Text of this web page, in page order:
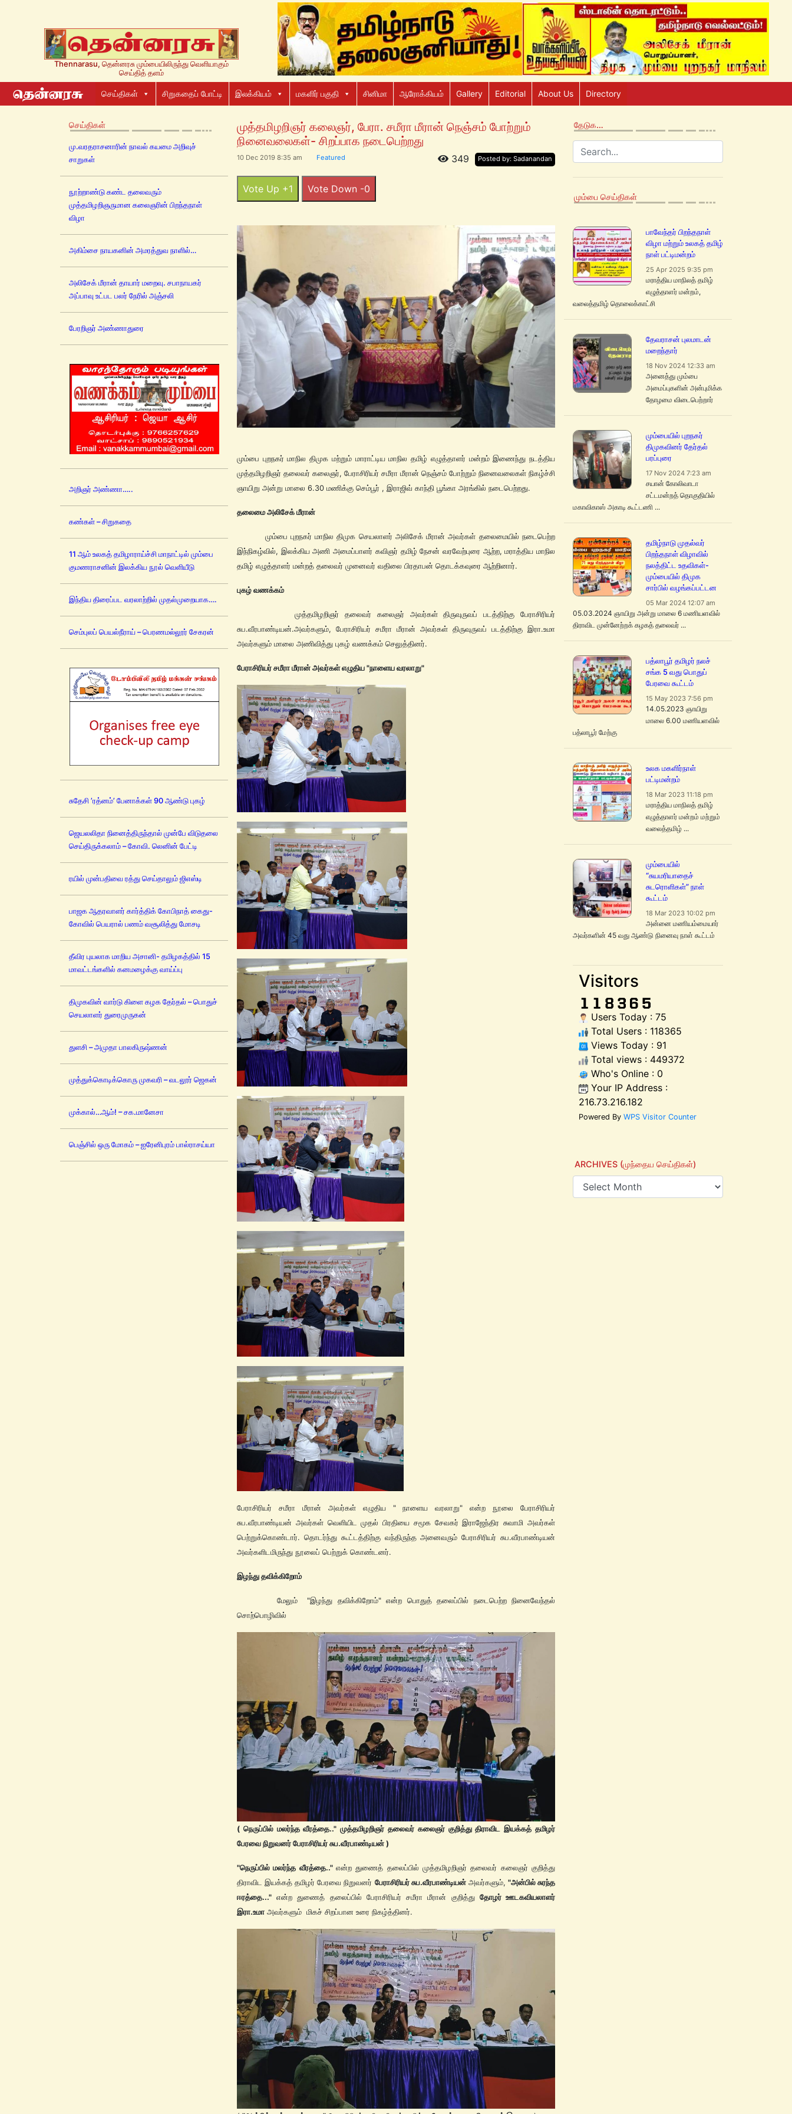
Thennarasu, தென்னரசு மும்பையிலிருந்து வெளியாகும்
செய்தித் தளம்
செய்திகள் சிறுகதைப் போட்டி இலக்கியம் மகளிர் பகுதி சினிமா ஆரோக்கியம் Gallery Editorial About Us Directory
செய்திகள்
மு.வரதராசனாரின் நாவல் கயமை அறிவுச்
சாறுகள்
நூற்றாண்டு கண்ட தலைவரும்
முத்தமிழறிஞருமான கலைஞரின் பிறந்தநாள்
விழா
அகிம்சை நாயகனின் அமரத்துவ நாளில்…
அலிசேக் மீரான் தாயார் மறைவு. சபாநாயகர்
அப்பாவு உட்பட பலர் நேரில் அஞ்சலி
பேரறிஞர் அண்ணாதுரை
அறிஞர் அண்ணா…..
கண்கள் – சிறுகதை
11 ஆம் உலகத் தமிழாராய்ச்சி மாநாட்டில் மும்பை
குமணராசனின் இலக்கிய நூல் வெளியீடு
இந்திய திரைப்பட வரலாற்றில் முதல்முறையாக….
செம்புலப் பெயல்நீராய் – பெரணமல்லூர் சேகரன்
சுதேசி ’ரத்னம்’ பேனாக்கள் 90 ஆண்டு புகழ்
ஜெயலலிதா நினைத்திருந்தால் முன்பே விடுதலை
செய்திருக்கலாம் – கோவி. லெனின் பேட்டி
ரயில் முன்பதிவை ரத்து செய்தாலும் ஜிஎஸ்டி
பாஜக ஆதரவாளர் கார்த்திக் கோபிநாத் கைது-
கோவில் பெயரால் பணம் வசூலித்து மோசடி
தீவிர புயலாக மாறிய அசானி- தமிழகத்தில் 15
மாவட்டங்களில் கனமழைக்கு வாய்ப்பு
திமுகவின் வார்டு கிளை கழக தேர்தல் – பொதுச்
செயலாளர் துரைமுருகன்
துளசி – அமுதா பாலகிருஷ்ணன்
முத்துக்கொடிக்கொரு முகவரி – வடலூர் ஜெகன்
முக்கால்…ஆம்! – சக.மானேசா
பெஞ்சில் ஒரு மோகம் – ஐரேனிபுரம் பால்ராசய்யா
முத்தமிழறிஞர் கலைஞர், பேரா. சமீரா மீரான் நெஞ்சம் போற்றும்
நினைவலைகள்- சிறப்பாக நடைபெற்றது
10 Dec 2019 8:35 am Featured Posted by: Sadanandan
349
Vote Up +1 Vote Down -0
மும்பை புறநகர் மாநில திமுக மற்றும் மாராட்டிய மாநில தமிழ் எழுத்தாளர் மன்றம் இணைந்து நடத்திய
முத்தமிழறிஞர் தலைவர் கலைஞர், பேராசிரியர் சமீரா மீரான் நெஞ்சம் போற்றும் நினைவலைகள் நிகழ்ச்சி
ஞாயிறு அன்று மாலை 6.30 மணிக்கு செம்பூர் , இராஜிவ் காந்தி பூங்கா அரங்கில் நடைபெற்றது.
தலைமை அலிசேக் மீரான்
மும்பை புறநகர் மாநில திமுக செயலாளர் அலிசேக் மீரான் அவர்கள் தலைமையில் நடைபெற்ற
இந்நிகழ்வில், இலக்கிய அணி அமைப்பாளர் கவிஞர் தமிழ் நேசன் வரவேற்புரை ஆற்ற, மராத்திய மாநில
தமிழ் எழுத்தாளர் மன்றத் தலைவர் முனைவர் வதிலை பிரதாபன் தொடக்கவுரை ஆற்றினார்.
புகழ் வணக்கம்
முத்தமிழறிஞர் தலைவர் கலைஞர் அவர்கள் திருவுருவப் படத்திற்கு பேராசிரியர்
சுப.வீரபாண்டியன்.அவர்களும், பேராசிரியர் சமீரா மீரான் அவர்கள் திருவுருவப் படத்திற்கு இரா.உமா
அவர்களும் மாலை அணிவித்து புகழ் வணக்கம் செலுத்தினர்.
பேராசிரியர் சமீரா மீரான் அவர்கள் எழுதிய "நாளைய வரலாறு"
பேராசிரியர் சமீரா மீரான் அவர்கள் எழுதிய " நாளைய வரலாறு" என்ற நூலை பேராசிரியர்
சுப.வீரபாண்டியன் அவர்கள் வெளியிட முதல் பிரதியை சமூக சேவகர் இராஜேந்திர சுவாமி அவர்கள்
பெற்றுக்கொண்டார். தொடர்ந்து கூட்டத்திற்கு வந்திருந்த அனைவரும் பேராசிரியர் சுப.வீரபாண்டியன்
அவர்களிடமிருந்து நூலைப் பெற்றுக் கொண்டனர்.
இழந்து தவிக்கிறோம்
மேலும் "இழந்து தவிக்கிறோம்" என்ற பொதுத் தலைப்பில் நடைபெற்ற நினைவேந்தல்
சொற்பொழிவில்
( நெருப்பில் மலர்ந்த வீரத்தை.." முத்தமிழறிஞர் தலைவர் கலைஞர் குறித்து திராவிட இயக்கத் தமிழர்
பேரவை நிறுவனர் பேராசிரியர் சுப.வீரபாண்டியன் )
"நெருப்பில் மலர்ந்த வீரத்தை.." என்ற துணைத் தலைப்பில் முத்தமிழறிஞர் தலைவர் கலைஞர் குறித்து
திராவிட இயக்கத் தமிழர் பேரவை நிறுவனர் பேராசிரியர் சுப.வீரபாண்டியன்அவர்களும், "அன்பில் சுரந்த
ஈரத்தை..." என்ற துணைத் தலைப்பில் பேராசிரியர் சமீரா மீரான் குறித்து தோழர் ஊடகவியலாளர்
இரா.உமா அவர்களும் மிகச் சிறப்பான உரை நிகழ்த்தினர்.
தேடுக…
மும்பை செய்திகள்
பாவேந்தர் பிறந்தநாள்
விழா மற்றும் உலகத் தமிழ்
நாள் பட்டிமன்றம்
25 Apr 2025 9:35 pm
மராத்திய மாநிலத் தமிழ்
எழுத்தாளர் மன்றம்,
வலைத்தமிழ் தொலைக்காட்சி
தேவராசன் புலமாடன்
மறைந்தார்
18 Nov 2024 12:33 am
அனைத்து மும்பை
அமைப்புகளின் அன்புமிக்க
தோழமை விடைபெற்றார்
மும்பையில் புறநகர்
திமுகவினர் தேர்தல்
பரப்புரை
17 Nov 2024 7:23 am
சயான் கோலிவாடா
சட்டமன்றத் தொகுதியில்
மகாவிகாஸ் அகாடி கூட்டணி ...
தமிழ்நாடு முதல்வர்
பிறந்தநாள் விழாவில்
நலத்திட்ட உதவிகள்-
மும்பையில் திமுக
சார்பில் வழங்கப்பட்டன
05 Mar 2024 12:07 am
05.03.2024 ஞாயிறு அன்று மாலை 6 மணியளவில்
திராவிட முன்னேற்றக் கழகத் தலைவர் ...
பத்லாபூர் தமிழர் நலச்
சங்க 5 வது பொதுப்
பேரவை கூட்டம்
15 May 2023 7:56 pm
14.05.2023 ஞாயிறு
மாலை 6.00 மணியளவில்
பத்லாபூர் மேற்கு
உலக மகளிர்நாள்
பட்டிமன்றம்
18 Mar 2023 11:18 pm
மராத்திய மாநிலத் தமிழ்
எழுத்தாளர் மன்றம் மற்றும்
வலைத்தமிழ் ...
மும்பையில்
“சுயமரியாதைச்
சுடரொளிகள்” நாள்
கூட்டம்
18 Mar 2023 10:02 pm
அன்னை மணியம்மையார்
அவர்களின் 45 வது ஆண்டு நினைவு நாள் கூட்டம்
Visitors
Users Today : 75
Total Users : 118365
Views Today : 91
Total views : 449372
Who's Online : 0
Your IP Address :
216.73.216.182
Powered By WPS Visitor Counter
ARCHIVES (முந்தைய செய்திகள்)